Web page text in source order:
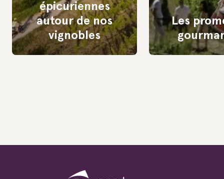
épicuriennes
autour de nos
vignobles
Les